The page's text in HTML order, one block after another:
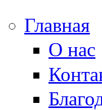
Главная
О нас